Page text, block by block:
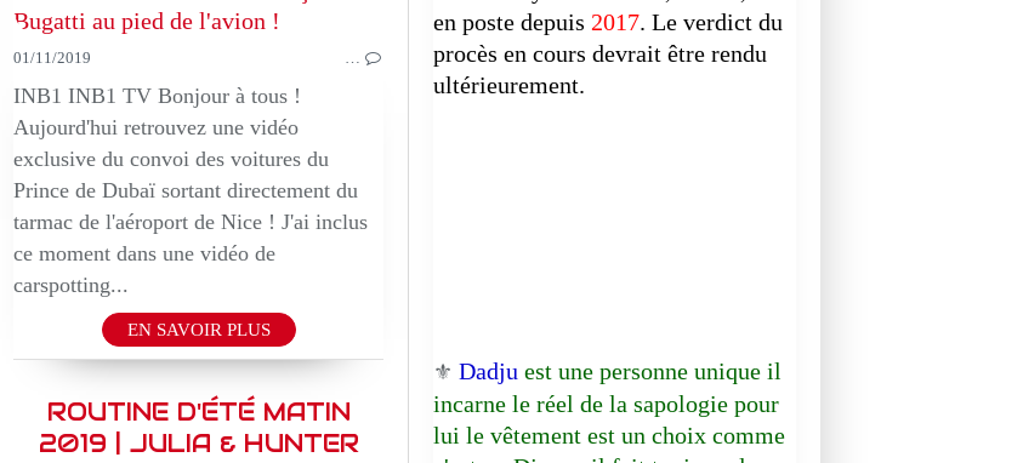
TV REALITE
01/11/2019
INB1 INB1 TV Bonjour à tous !
Aujourd'hui retrouvez une vidéo
exclusive du convoi des voitures du
Prince de Dubaï sortant directement du
tarmac de l'aéroport de Nice ! J'ai inclus
ce moment dans une vidéo de
carspotting...
EN SAVOIR PLUS
EPIQUE
ROUTINE D'ÉTÉ MATIN
2019 | JULIA & HUNTER
en poste depuis 2017. Le verdict du
procès en cours devrait être rendu
ultérieurement.
⚜️ Dadju est une personne unique il
incarne le réel de la sapologie pour
lui le vêtement est un choix comme